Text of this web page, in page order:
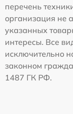
перечень
организация не
указанных
интересы. Все
исключительно
законном
1487 ГК РФ.